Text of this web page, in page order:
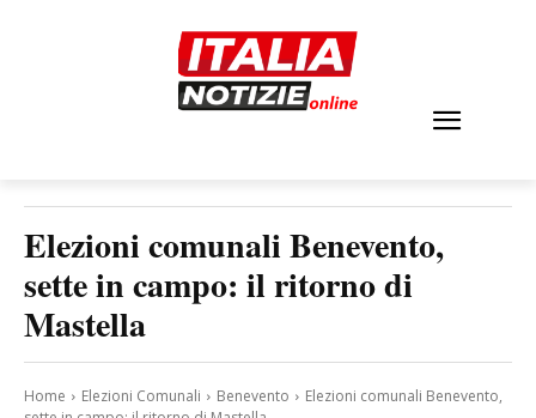
Elezioni comunali Benevento,
sette in campo: il ritorno di
Mastella
Home Elezioni Comunali Benevento
Elezioni comunali Benevento,